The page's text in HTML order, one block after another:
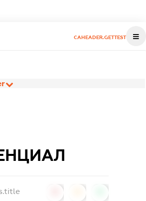
CAHEADER.GETTEST